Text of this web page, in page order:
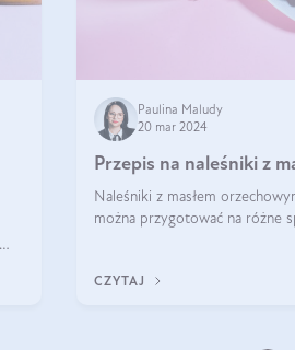
Paulina Maludy
20 mar 2024
Przepis na naleśniki z
Naleśniki z masłem
można przygotować na różne
CZYTAJ